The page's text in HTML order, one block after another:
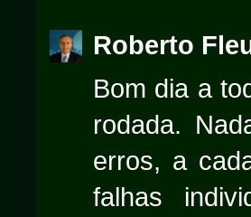
Roberto
Bom dia a
rodada.
erros, a
falhas